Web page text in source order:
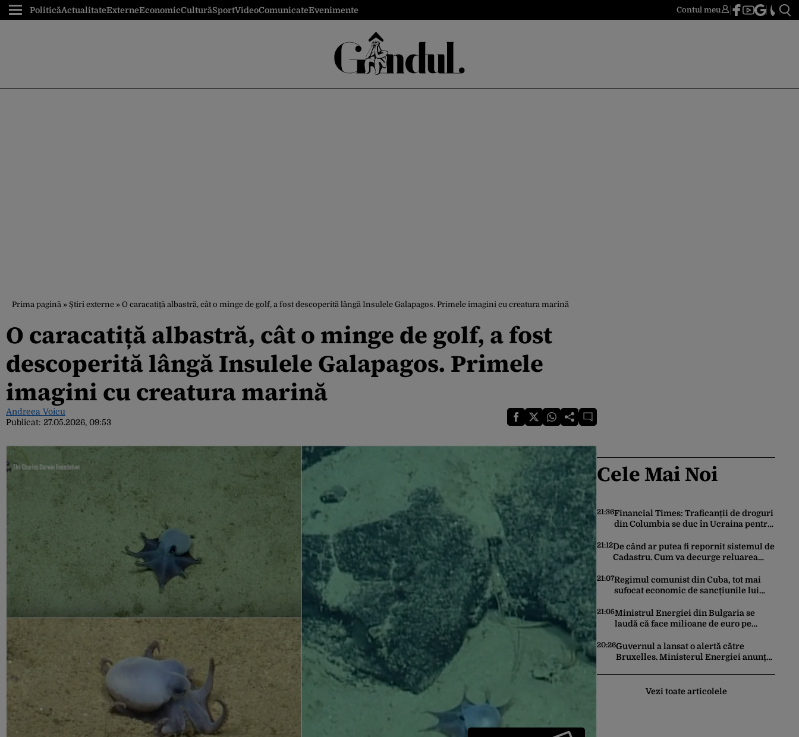
PoliticăActualitateExterneEconomicCulturăSportVideoComunicateEvenimente Contul meu
Prima pagină » Știri externe » O caracatiță albastră, cât o minge de golf, a fost descoperită lângă Insulele Galapagos. Primele imagini cu creatura marină
O caracatiță albastră, cât o minge de golf, a fost
descoperită lângă Insulele Galapagos. Primele
imagini cu creatura marină
Andreea Voicu
Publicat: 27.05.2026, 09:53
Cele Mai Noi
21:36Financial Times: Traficanții de droguri
din Columbia se duc în Ucraina pentru
21:12De când ar putea fi repornit sistemul de
Cadastru. Cum va decurge reluarea
21:07Regimul comunist din Cuba, tot mai
sufocat economic de sancțiunile lui
ocoli sancțiunile prin mimat reforme”
21:05Ministrul Energiei din Bulgaria se
laudă că face milioane de euro pe
Gândul a documentat cazul
20:26Guvernul a lansat o alertă către
Bruxelles. Ministerul Energiei anunță
Cernavodă s-ar putea opri
Vezi toate articolele